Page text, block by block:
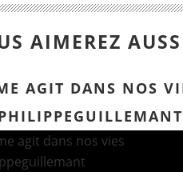
AIMEREZ
AGIT DANS NOS